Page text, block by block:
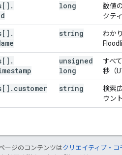
.
long
数値
クテ
.
string
わか
.
unsigned
long
すべ
秒（
. customer
string
検索
ウン
ージのコンテンツはクリエイティブ・コ